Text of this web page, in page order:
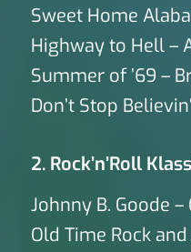
Sweet Home
Highway to Hell –
Summer of ’69 –
Don’t Stop
2. Rock’n’Roll
Johnny B. Goode
Old Time Rock